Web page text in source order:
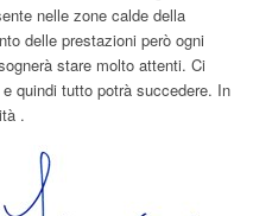
nelle zone calde della
delle prestazioni però ogni
stare molto attenti. Ci
quindi tutto potrà succedere. In
.